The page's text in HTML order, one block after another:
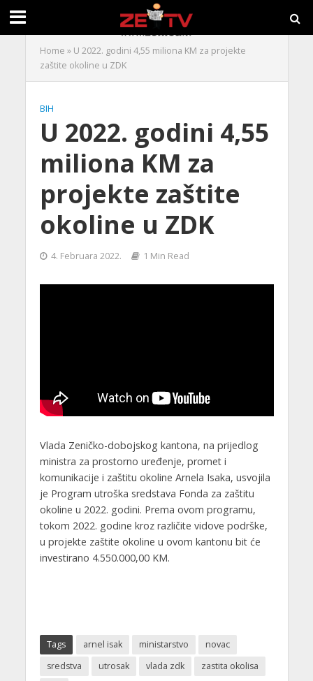
Home » U 2022. godini 4,55 miliona KM za projekte
zaštite okoline u ZDK
BIH
U 2022. godini 4,55
miliona KM za
projekte zaštite
okoline u ZDK
4. Februara 2022. 1 Min Read
Vlada Zeničko-dobojskog kantona, na prijedlog
ministra za prostorno uređenje, promet i
komunikacije i zaštitu okoline Arnela Isaka, usvojila
je Program utroška sredstava Fonda za zaštitu
okoline u 2022. godini. Prema ovom programu,
tokom 2022. godine kroz različite vidove podrške,
u projekte zaštite okoline u ovom kantonu bit će
investirano 4.550.000,00 KM.
Tags arnel isak ministarstvo
novac
sredstva
utrosak vlada zdk
zastita okolisa